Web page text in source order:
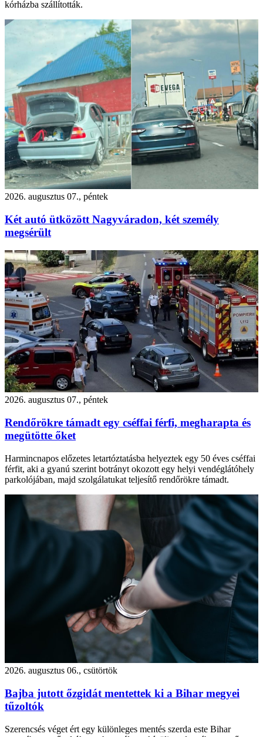
kórházba szállították.
2026. augusztus 07., péntek
Két autó ütközött Nagyváradon, két személy
megsérült
2026. augusztus 07., péntek
Rendőrökre támadt egy cséffai férfi, megharapta és
megütötte őket
Harmincnapos előzetes letartóztatásba helyeztek egy 50 éves cséffai
férfit, aki a gyanú szerint botrányt okozott egy helyi vendéglátóhely
parkolójában, majd szolgálatukat teljesítő rendőrökre támadt.
2026. augusztus 06., csütörtök
Bajba jutott őzgidát mentettek ki a Bihar megyei
tűzoltók
Szerencsés véget ért egy különleges mentés szerda este Bihar